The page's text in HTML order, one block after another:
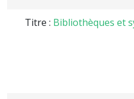
Titre : Bibliothèques et